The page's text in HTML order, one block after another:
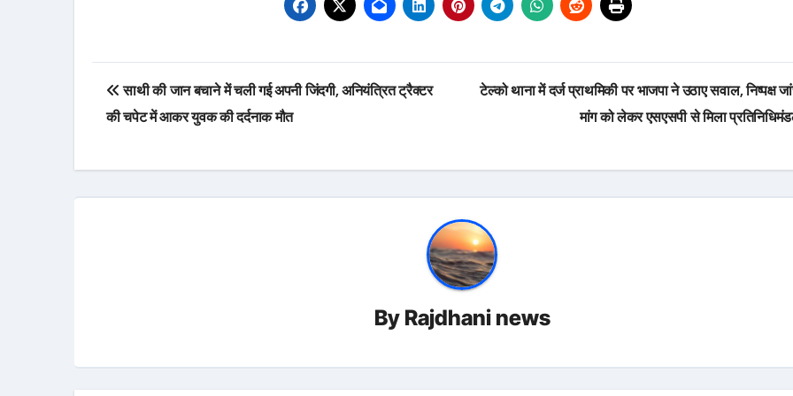
Post
navigation
साथी की जान बचाने में चली गई अपनी जिंदगी, अनियंत्रित ट्रैक्टर
की चपेट में आकर युवक की दर्दनाक मौत
टेल्को थाना में दर्ज प्राथमिकी पर भाजपा ने उठाए सवाल, निष्पक्ष
मांग को लेकर एसएसपी से मिला
By Rajdhani news